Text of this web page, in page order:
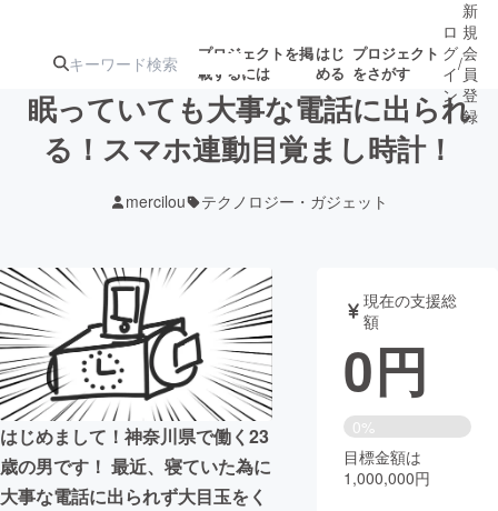
プロジェクトを掲
載するには
はじ
める
プロジェクト
をさがす
ターン
ジェクト
ロジェクト
アート・写真 音楽
テクノロジー・ガジェット ゲーム・サ
映像・映画 書籍・雑誌
ビジネス・起業 チャレンジ
ロ
グ
イ
ン
/
新
規
会
員
登
録
眠っていても大事な電話に出られ
る！スマホ連動目覚まし時計！
mercilou テクノロジー・ガジェット
はじめまして！神奈川県で働く23
歳の男です！ 最近、寝ていた為に
大事な電話に出られず大目玉をく
現在の支援総
額
0円
0%
目標金額は
1,000,000円